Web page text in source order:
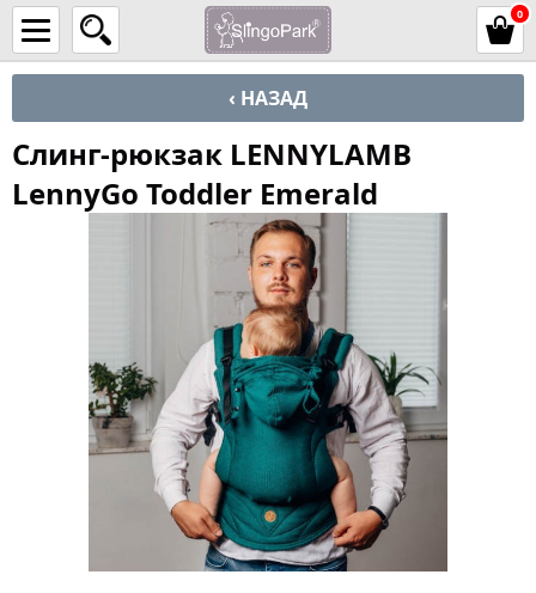
0
‹ НАЗАД
Слинг-рюкзак LENNYLAMB
LennyGo Toddler Emerald